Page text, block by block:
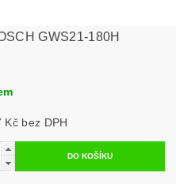
GWS21-180H
211,57 Kč bez DPH